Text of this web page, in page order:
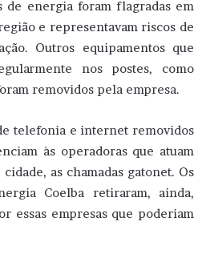
de energia foram flagradas em
e representavam riscos de
Outros equipamentos que
nos postes, como
removidos pela empresa.
telefonia e internet removidos
às operadoras que atuam
as chamadas gatonet. Os
Coelba retiraram, ainda,
essas empresas que poderiam